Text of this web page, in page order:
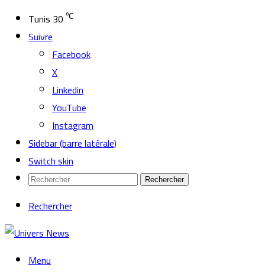
Tunis 30 ℃
Suivre
Facebook
X
Linkedin
YouTube
Instagram
Sidebar (barre latérale)
Switch skin
Rechercher
Rechercher
Menu